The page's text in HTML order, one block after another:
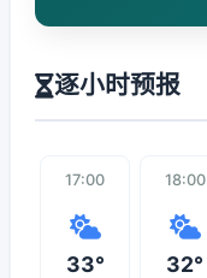
逐小时预报
17:00
33°
18:00
32°